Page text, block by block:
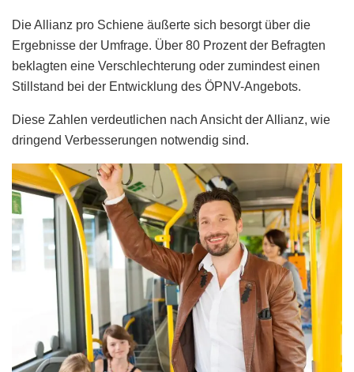
Die Allianz pro Schiene äußerte sich besorgt über die
Ergebnisse der Umfrage. Über 80 Prozent der Befragten
beklagten eine Verschlechterung oder zumindest einen
Stillstand bei der Entwicklung des ÖPNV-Angebots.
Diese Zahlen verdeutlichen nach Ansicht der Allianz, wie
dringend Verbesserungen notwendig sind.